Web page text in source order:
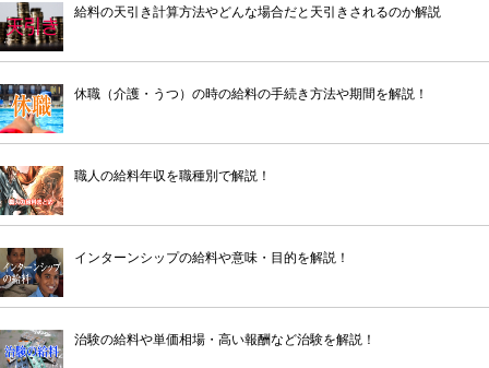
給料の天引き計算方法やどんな場合だと天引きされるのか解説
休職（介護・うつ）の時の給料の手続き方法や期間を解説！
職人の給料年収を職種別で解説！
インターンシップの給料や意味・目的を解説！
治験の給料や単価相場・高い報酬など治験を解説！